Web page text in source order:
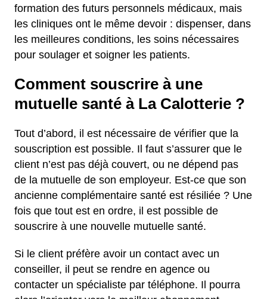
formation des futurs personnels médicaux, mais
les cliniques ont le même devoir : dispenser, dans
les meilleures conditions, les soins nécessaires
pour soulager et soigner les patients.
Comment souscrire à une
mutuelle santé à La Calotterie ?
Tout d’abord, il est nécessaire de vérifier que la
souscription est possible. Il faut s’assurer que le
client n’est pas déjà couvert, ou ne dépend pas
de la mutuelle de son employeur. Est-ce que son
ancienne complémentaire santé est résiliée ? Une
fois que tout est en ordre, il est possible de
souscrire à une nouvelle mutuelle santé.
Si le client préfère avoir un contact avec un
conseiller, il peut se rendre en agence ou
contacter un spécialiste par téléphone. Il pourra